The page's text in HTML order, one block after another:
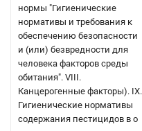
нормы "Гигиенические
нормативы и требования к
обеспечению безопасности
и (или) безвредности для
человека факторов среды
обитания". VIII.
Канцерогенные факторы). IX.
Гигиенические нормативы
содержания пестицидов в о